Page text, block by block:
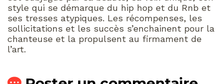
style qui se démarque du hip hop et du Rnb et
ses tresses atypiques. Les récompenses, les
sollicitations et les succès s’enchainent pour la
chanteuse et la propulsent au firmament de
l’art.